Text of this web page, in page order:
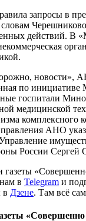
запросы в
действий. В
новости»,
по
госпитали
медицинской
комплексного
АНО
России Сергей
газеты
в Telegram и
в Дзене. Там всё